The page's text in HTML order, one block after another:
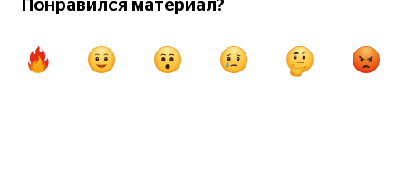
Понравился материал?